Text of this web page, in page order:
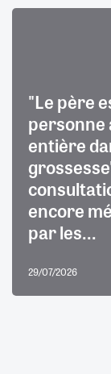
"Le père
personne
entière
encore
par les...
29/07/2026